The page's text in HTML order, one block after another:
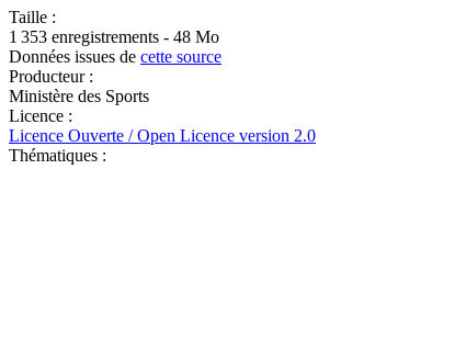
Taille :
1 353 enregistrements - 48 Mo
Données issues de cette source
Producteur :
Ministère des Sports
Licence :
Licence Ouverte / Open Licence version 2.0
Thématiques :